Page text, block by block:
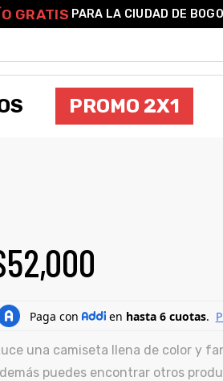
GRATIS PARA LA CIUDAD DE
PROMO 2X1
52,000
una camiseta llena de color y
puedes encontrar otros